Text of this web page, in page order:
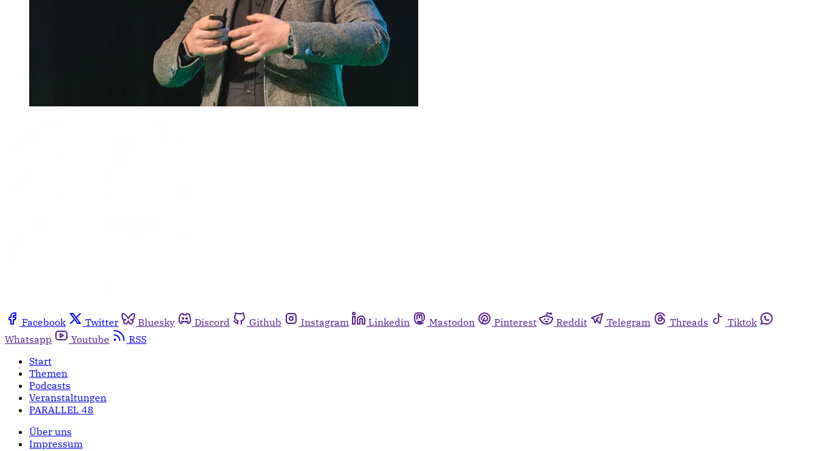
Facebook Twitter Bluesky Discord Github Instagram Linkedin Mastodon Pinterest Reddit Telegram Threads
Tiktok
Whatsapp
Youtube
RSS
Start
Themen
Podcasts
Veranstaltungen
PARALLEL 48
Über uns
Impressum